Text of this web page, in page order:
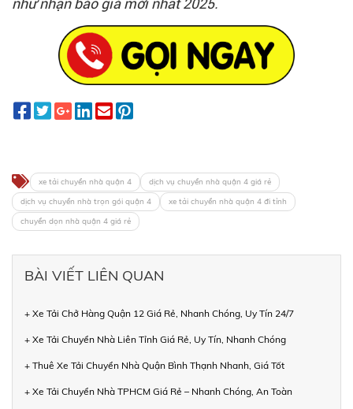
xe tải chuyển nhà quận 4
dịch vụ chuyển nhà quận 4 giá rẻ
dịch vụ chuyển nhà trọn gói quận 4
xe tải chuyển nhà quận 4 đi tỉnh
chuyển dọn nhà quận 4 giá rẻ
BÀI VIẾT LIÊN QUAN
+ Xe Tải Chở Hàng Quận 12 Giá Rẻ, Nhanh Chóng, Uy Tín 24/7
+ Xe Tải Chuyển Nhà Liên Tỉnh Giá Rẻ, Uy Tín, Nhanh Chóng
+ Thuê Xe Tải Chuyển Nhà Quận Bình Thạnh Nhanh, Giá Tốt
+ Xe Tải Chuyển Nhà TPHCM Giá Rẻ – Nhanh Chóng, An Toàn